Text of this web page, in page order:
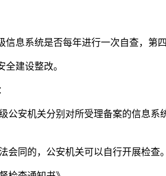
系统是否每年进行一次自查，第四
建设整改。
机关分别对所受理备案的信息系
同的，公安机关可以自行开展检查。